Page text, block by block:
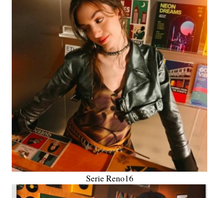
Serie Reno16